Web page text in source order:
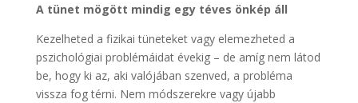
A tünet mögött mindig egy téves önkép áll
Kezelheted a fizikai tüneteket vagy elemezheted a
pszichológiai problémáidat évekig – de amíg nem látod
be, hogy ki az, aki valójában szenved, a probléma
vissza fog térni. Nem módszerekre vagy újabb